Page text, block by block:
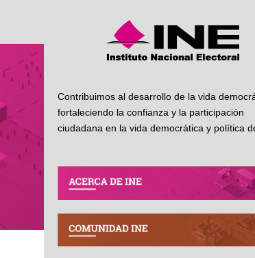
Contribuimos al desarrollo de la vida
fortaleciendo la confianza y la participación
ciudadana en la vida democrática y política